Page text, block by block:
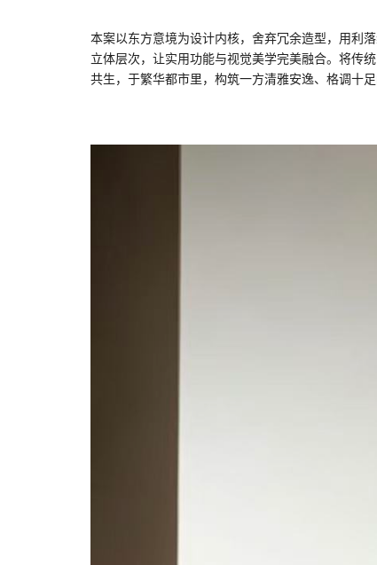
本案以东方意境为设计内核，舍弃冗余造型，用利
立体层次，让实用功能与视觉美学完美融合。将传
共生，于繁华都市里，构筑一方清雅安逸、格调十